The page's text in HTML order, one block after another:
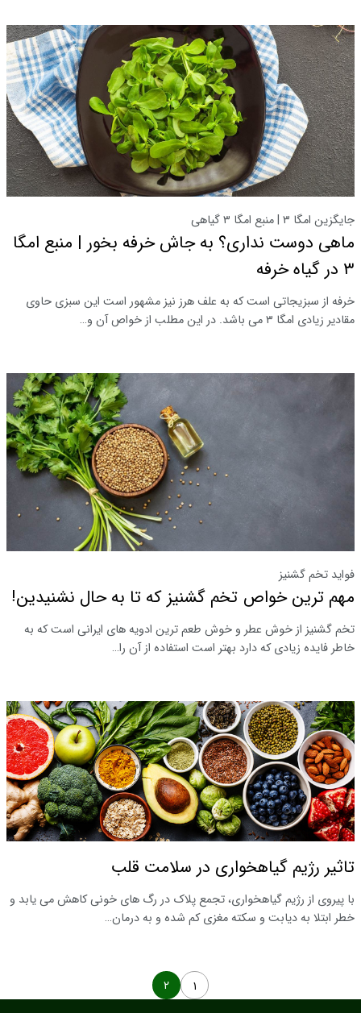
جایگزین امگا ۳ | منبع امگا ۳ گیاهی
ماهی دوست نداری؟ به جاش خرفه بخور | منبع امگا
۳ در گیاه خرفه
خرفه از سبزیجاتی است که به علف هرز نیز مشهور است این سبزی حاوی
مقادیر زیادی امگا ۳ می باشد. در این مطلب از خواص آن و…
فواید تخم گشنیز
مهم ترین خواص تخم گشنیز که تا به حال نشنیدین!
تخم گشنیز از خوش عطر و خوش طعم ترین ادویه های ایرانی است که به
خاطر فایده زیادی که دارد بهتر است استفاده از آن را…
تاثیر رژیم گیاهخواری در سلامت قلب
با پیروی از رژیم گیاهخواری، تجمع پلاک در رگ‌ های خونی کاهش می‌ یابد و
خطر ابتلا به دیابت و سکته مغزی کم شده و به درمان…
۱ ۲